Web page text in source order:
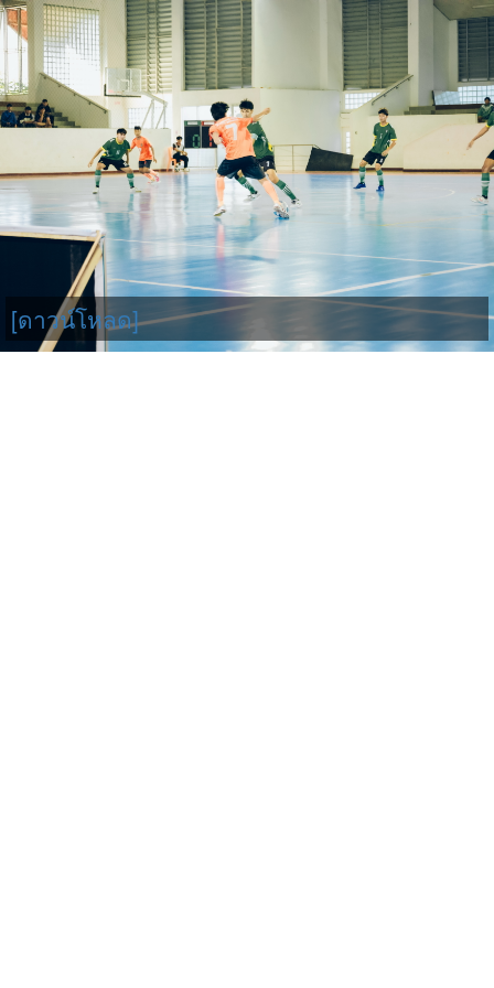
[ดาวน์โหลด]